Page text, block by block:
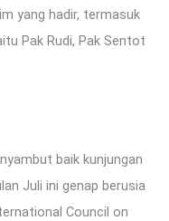
yang hadir, termasuk
Pak Rudi, Pak Sentot
baik kunjungan
Juli ini genap berusia
Council on